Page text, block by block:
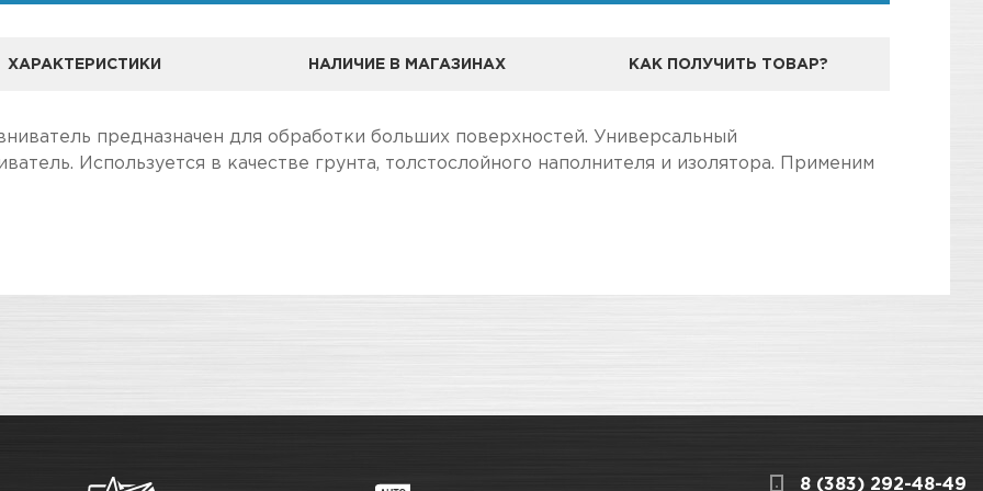
ХАРАКТЕРИСТИКИ НАЛИЧИЕ В МАГАЗИНАХ КАК ПОЛУЧИТЬ ТОВАР?
предназначен для обработки больших поверхностей. Универсальный
Используется в качестве грунта, толстослойного наполнителя и изолятора. Применим
чем в розничном.
8 (383) 292-48-49